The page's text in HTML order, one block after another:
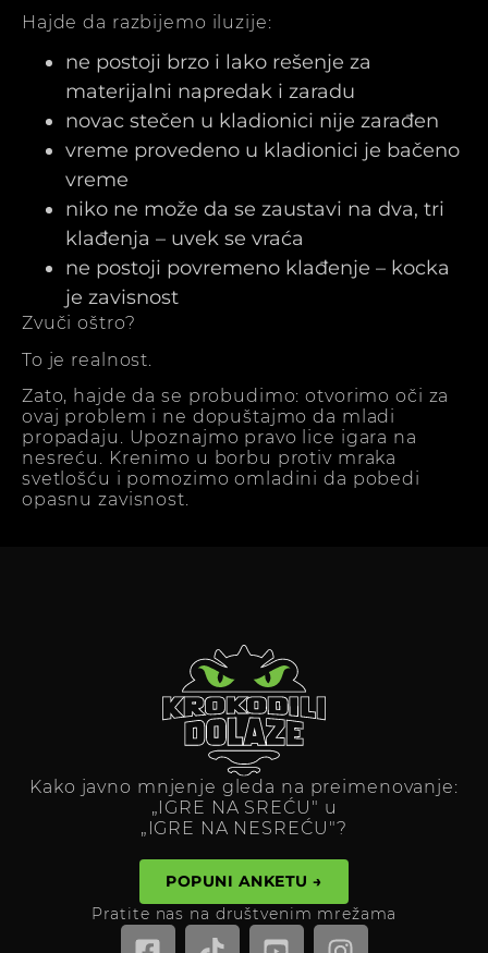
Hajde da razbijemo iluzije:
ne postoji brzo i lako rešenje za
materijalni napredak i zaradu
novac stečen u kladionici nije zarađen
vreme provedeno u kladionici je bačeno
vreme
niko ne može da se zaustavi na dva, tri
klađenja – uvek se vraća
ne postoji povremeno klađenje – kocka
je zavisnost
Zvuči oštro?
To je realnost.
Zato, hajde da se probudimo: otvorimo oči za
ovaj problem i ne dopuštajmo da mladi
propadaju. Upoznajmo pravo lice igara na
nesreću. Krenimo u borbu protiv mraka
svetlošću i pomozimo omladini da pobedi
opasnu zavisnost.
Kako javno mnjenje gleda na preimenovanje:
„IGRE NA SREĆU" u
„IGRE NA NESREĆU"?
POPUNI ANKETU →
Pratite nas na društvenim mrežama